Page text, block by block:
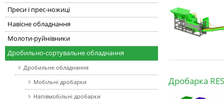
Преси і прес-ножиці
Навісне обладнання
Молоти-руйнівники
Дробильно-сортувальне обладнання
Дробильне обладнання
Мобільні дробарки
Напівмобільні дробарки
Дробарка